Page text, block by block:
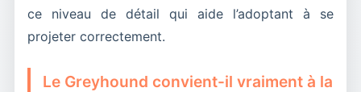
ce niveau de détail qui aide l’adoptant à se
projeter correctement.
Le Greyhound convient-il vraiment à la